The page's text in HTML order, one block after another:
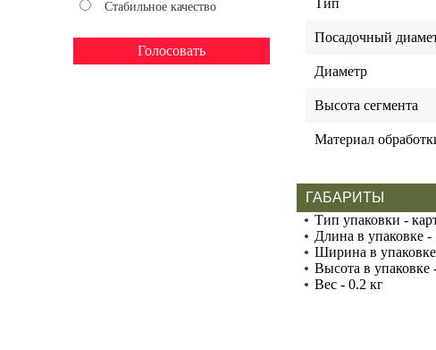
Стабильное качество Тип
Посадочный
Диаметр
Высота сегмента
Материал
ГАБАРИТЫ
Тип упаковки -
Длина в упаковке
Ширина в
Высота в упаковке
Вес - 0.2 кг